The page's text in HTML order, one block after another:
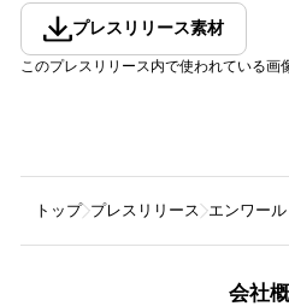
プレスリリース素材
このプレスリリース内で使われている
トップ プレスリリース エンワー
会社